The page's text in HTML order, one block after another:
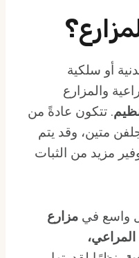
أو سلكية
والمزارع
. تتكون عادةً من
متين، وقد يتم
مزيد من الثبات
واسع في مزارع
المراعي،